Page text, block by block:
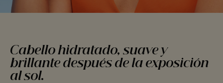
Cabello hidratado, suave y
brillante después de la exposición
al sol.